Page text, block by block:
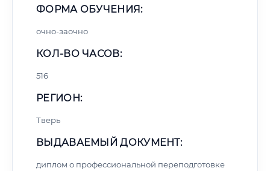
ФОРМА ОБУЧЕНИЯ:
очно-заочно
КОЛ-ВО ЧАСОВ:
516
РЕГИОН:
Тверь
ВЫДАВАЕМЫЙ ДОКУМЕНТ:
диплом о профессиональной переподготовке